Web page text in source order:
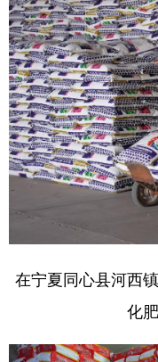
在宁夏同心县河西
化